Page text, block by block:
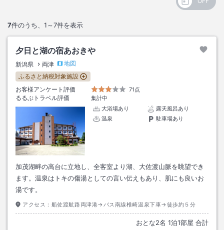
7件のうち、 1～7件を表示
夕日と湖の宿あおきや
新潟県 両津
地図
ふるさと納税対象施設
お客様アンケート評価
71点
るるぶトラベル評価
集計中
大浴場あり
露天風呂あり
温泉
駐車場あり
加茂湖畔の高台に立地し、全客室より湖、大佐渡山脈を眺望でき
ます。温泉はトキの傷湯としての言い伝えもあり、肌にも良いお
湯です。
アクセス： 船佐渡航路両津港→バス南線椎崎温泉下車→徒歩約５分
おとな2名 1泊1部屋 合計